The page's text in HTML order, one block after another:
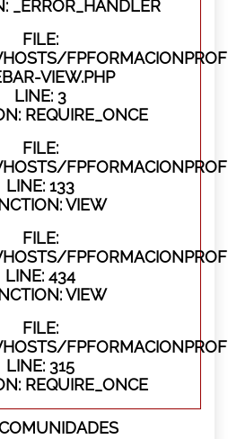
_ERROR_HANDLER
FILE:
VIEW.PHP
LINE: 3
REQUIRE_ONCE
FILE:
LINE: 133
VIEW
FILE:
LINE: 434
VIEW
FILE:
LINE: 315
REQUIRE_ONCE